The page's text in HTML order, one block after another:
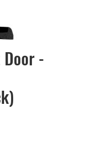
Door -